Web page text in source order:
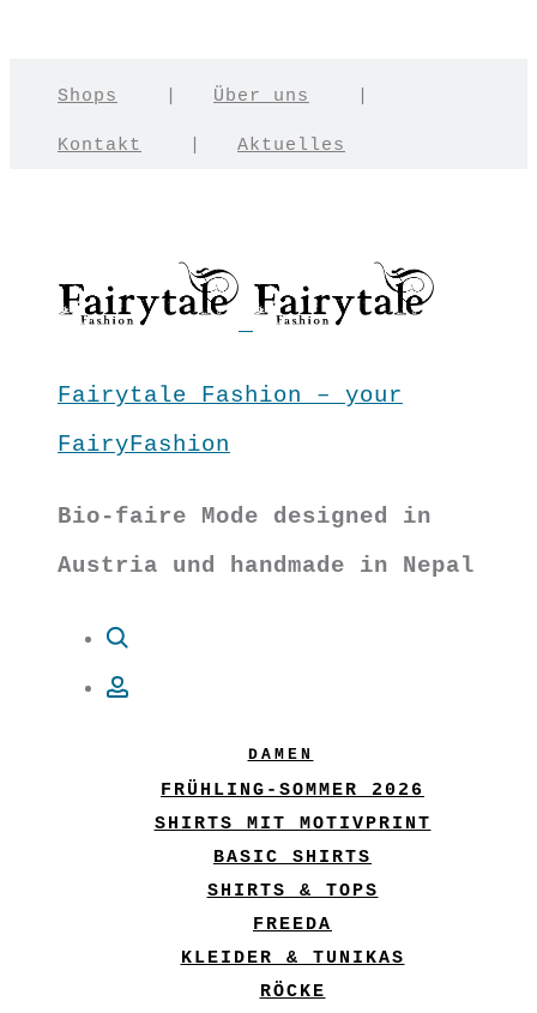
Shops Über uns
Kontakt Aktuelles
Fairytale Fashion – your
FairyFashion
Bio-faire Mode designed in
Austria und handmade in Nepal
DAMEN
FRÜHLING-SOMMER 2026
SHIRTS MIT MOTIVPRINT
BASIC SHIRTS
SHIRTS & TOPS
FREEDA
KLEIDER & TUNIKAS
RÖCKE